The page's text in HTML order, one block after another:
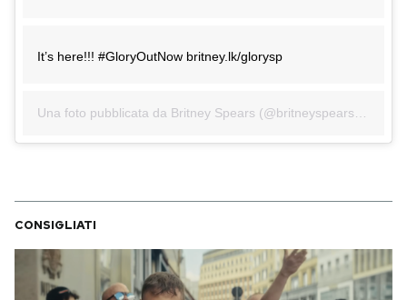
It’s here!!! #GloryOutNow britney.lk/glorysp
CONSIGLIATI